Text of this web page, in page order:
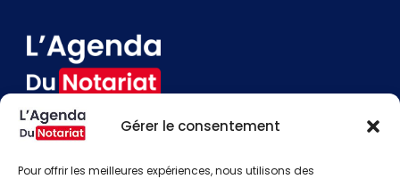
Gérer le consentement
Pour offrir les meilleures expériences, nous utilisons des
Contact